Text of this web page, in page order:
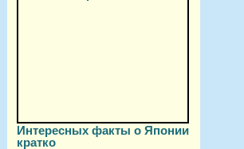
Интересных факты о Японии
кратко